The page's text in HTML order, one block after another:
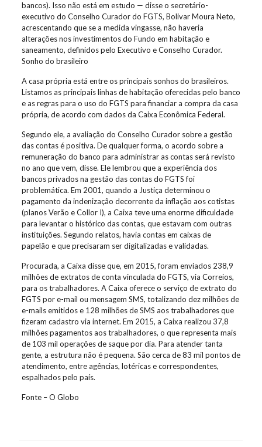
bancos). Isso não está em estudo — disse o secretário-
executivo do Conselho Curador do FGTS, Bolivar Moura Neto,
acrescentando que se a medida vingasse, não haveria
alterações nos investimentos do Fundo em habitação e
saneamento, definidos pelo Executivo e Conselho Curador.
Sonho do brasileiro
A casa própria está entre os principais sonhos do brasileiros.
Listamos as principais linhas de habitação oferecidas pelo banco
e as regras para o uso do FGTS para financiar a compra da casa
própria, de acordo com dados da Caixa Econômica Federal.
Segundo ele, a avaliação do Conselho Curador sobre a gestão
das contas é positiva. De qualquer forma, o acordo sobre a
remuneração do banco para administrar as contas será revisto
no ano que vem, disse. Ele lembrou que a experiência dos
bancos privados na gestão das contas do FGTS foi
problemática. Em 2001, quando a Justiça determinou o
pagamento da indenização decorrente da inflação aos cotistas
(planos Verão e Collor I), a Caixa teve uma enorme dificuldade
para levantar o histórico das contas, que estavam com outras
instituições. Segundo relatos, havia contas em caixas de
papelão e que precisaram ser digitalizadas e validadas.
Procurada, a Caixa disse que, em 2015, foram enviados 238,9
milhões de extratos de conta vinculada do FGTS, via Correios,
para os trabalhadores. A Caixa oferece o serviço de extrato do
FGTS por e-mail ou mensagem SMS, totalizando dez milhões de
e-mails emitidos e 128 milhões de SMS aos trabalhadores que
fizeram cadastro via internet. Em 2015, a Caixa realizou 37,8
milhões pagamentos aos trabalhadores, o que representa mais
de 103 mil operações de saque por dia. Para atender tanta
gente, a estrutura não é pequena. São cerca de 83 mil pontos de
atendimento, entre agências, lotéricas e correspondentes,
espalhados pelo país.
Fonte – O Globo